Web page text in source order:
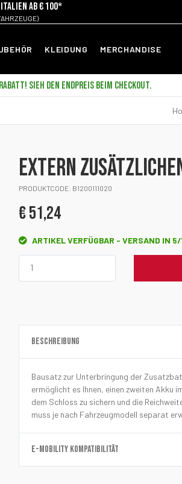
ITALIEN AB € 100*
KLEIDUNG MERCHANDISE
SIEH DEN ENDPREIS BEIM CHECKOUT.
EXTERN
PRODUKTCODE: B1200111020
€ 51,24
ARTIKEL VERFÜGBAR - VERSAND IN 5/
BESCHREIBUNG
Bausatz zur Unterbringung der
ermöglicht es Ihnen, einen zweiten Akku
dem Schloss zu sichern und die
muss je nach Fahrzeugmodell separat
E-MOBILITY KOMPATIBILITÄT